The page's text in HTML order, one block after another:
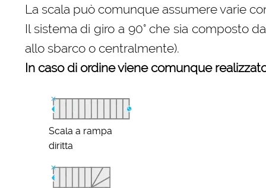
La scala può comunque assumere varie
Il sistema di giro a 90° che sia composto
allo sbarco o centralmente).
In caso di ordine viene comunque
Scala a rampa
diritta